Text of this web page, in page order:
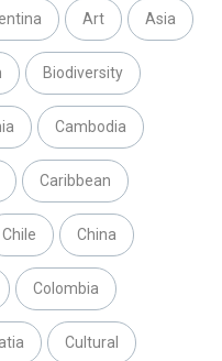
Art Asia
Biodiversity
Cambodia
Caribbean
Chile China
Colombia
Cultural